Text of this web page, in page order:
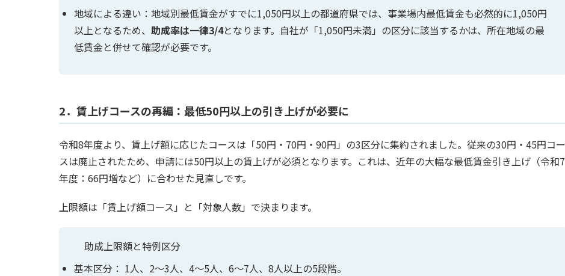
地域による違い：地域別最低賃金がすでに1,050円以上の都道府県では、事業場内最低賃金も必然的に1,050円
以上となるため、助成率は一律3/4となります。自社が「1,050円未満」の区分に該当するかは、所在地域の最
低賃金と併せて確認が必要です。
2．賃上げコースの再編：最低50円以上の引き上げが必要に
令和8年度より、賃上げ額に応じたコースは「50円・70円・90円」の3区分に集約されました。従来の30円・45円コー
スは廃止されたため、申請には50円以上の賃上げが必須となります。これは、近年の大幅な最低賃金引き上げ（令和7
年度：66円増など）に合わせた見直しです。
上限額は「賃上げ額コース」と「対象人数」で決まります。
助成上限額と特例区分
基本区分： 1人、2〜3人、4〜5人、6〜7人、8人以上の5段階。